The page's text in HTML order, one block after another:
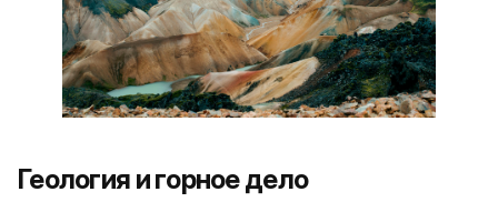
Геология и горное дело